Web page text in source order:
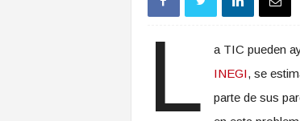
L a TIC pueden
INEGI, se
parte de sus